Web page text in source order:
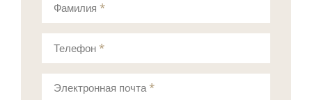
Телефон *
Фамилия *
Электронная почта*